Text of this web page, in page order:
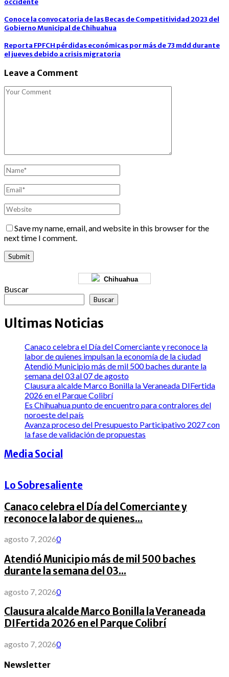
Conoce la convocatoria de las Becas de Competitividad 2023 del
Gobierno Municipal de Chihuahua
Reporta FPFCH pérdidas económicas por más de 73 mdd durante
el jueves debido a crisis migratoria
Leave a Comment
Save my name, email, and website in this browser for the
next time I comment.
Chihuahua
Buscar
Buscar
Ultimas Noticias
Canaco celebra el Día del Comerciante y reconoce la
labor de quienes impulsan la economía de la ciudad
Atendió Municipio más de mil 500 baches durante la
semana del 03 al 07 de agosto
Clausura alcalde Marco Bonilla la Veraneada DIFertida
2026 en el Parque Colibrí
Es Chihuahua punto de encuentro para contralores del
noroeste del país
Avanza proceso del Presupuesto Participativo 2027 con
la fase de validación de propuestas
Media Social
Lo Sobresaliente
Canaco celebra el Día del Comerciante y
reconoce la labor de quienes...
agosto 7, 20260
Atendió Municipio más de mil 500 baches
durante la semana del 03...
agosto 7, 20260
Clausura alcalde Marco Bonilla la Veraneada
DIFertida 2026 en el Parque Colibrí
agosto 7, 20260
Newsletter